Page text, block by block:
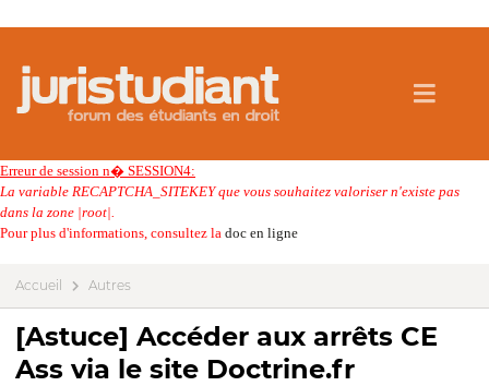
Erreur de session n� SESSION4:
La variable RECAPTCHA_SITEKEY que vous souhaitez valoriser n'existe pas
dans la zone |root|.
Pour plus d'informations, consultez la doc en ligne
Accueil Autres
[Astuce] Accéder aux arrêts CE
Ass via le site Doctrine.fr